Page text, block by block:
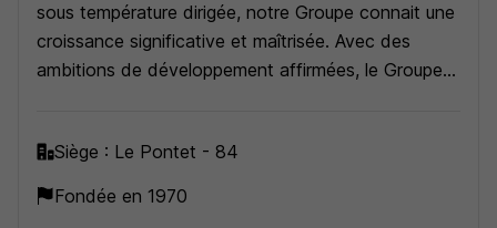
sous température dirigée, notre Groupe connait une
croissance significative et maîtrisée. Avec des
ambitions de développement affirmées, le Groupe
Siège : Le Pontet - 84
Fondée en 1970